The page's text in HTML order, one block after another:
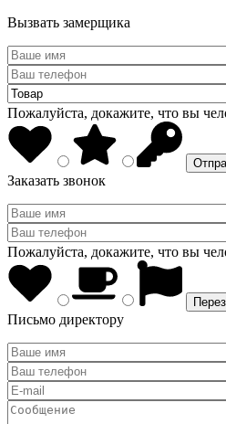
Вызвать замерщика
Пожалуйста, докажите, что вы
Заказать звонок
Пожалуйста, докажите, что вы
Письмо директору